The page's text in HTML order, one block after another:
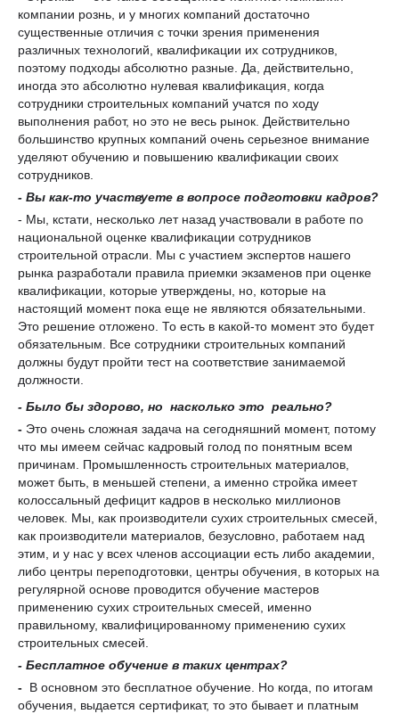
компании рознь, и у многих компаний достаточно
существенные отличия с точки зрения применения
различных технологий, квалификации их сотрудников,
поэтому подходы абсолютно разные. Да, действительно,
иногда это абсолютно нулевая квалификация, когда
сотрудники строительных компаний учатся по ходу
выполнения работ, но это не весь рынок. Действительно
большинство крупных компаний очень серьезное внимание
уделяют обучению и повышению квалификации своих
сотрудников.
- Вы как-то участвуете в вопросе подготовки кадров?
- Мы, кстати, несколько лет назад участвовали в работе по
национальной оценке квалификации сотрудников
строительной отрасли. Мы с участием экспертов нашего
рынка разработали правила приемки экзаменов при оценке
квалификации, которые утверждены, но, которые на
настоящий момент пока еще не являются обязательными.
Это решение отложено. То есть в какой-то момент это будет
обязательным. Все сотрудники строительных компаний
должны будут пройти тест на соответствие занимаемой
должности.
- Было бы здорово, но насколько это реально?
- Это очень сложная задача на сегодняшний момент, потому
что мы имеем сейчас кадровый голод по понятным всем
причинам. Промышленность строительных материалов,
может быть, в меньшей степени, а именно стройка имеет
колоссальный дефицит кадров в несколько миллионов
человек. Мы, как производители сухих строительных смесей,
как производители материалов, безусловно, работаем над
этим, и у нас у всех членов ассоциации есть либо академии,
либо центры переподготовки, центры обучения, в которых на
регулярной основе проводится обучение мастеров
применению сухих строительных смесей, именно
правильному, квалифицированному применению сухих
строительных смесей.
- Бесплатное обучение в таких центрах?
- В основном это бесплатное обучение. Но когда, по итогам
обучения, выдается сертификат, то это бывает и платным